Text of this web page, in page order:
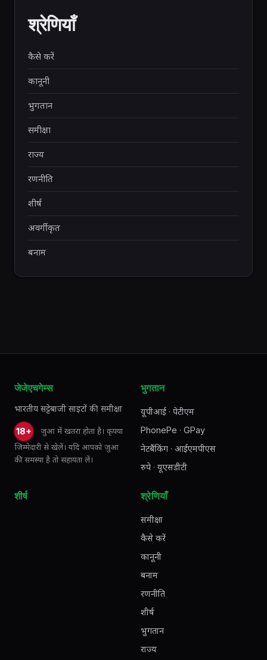
श्रेणियाँ
कैसे करें
कानूनी
भुगतान
समीक्षा
राज्य
रणनीति
शीर्ष
अवर्गीकृत
बनाम
जेजेएचगेम्स
भारतीय सट्टेबाजी साइटों की समीक्षा
18+
जुआ में खतरा होता है। कृपया
जिम्मेदारी से खेलें। यदि आपको जुआ
की समस्या है तो सहायता लें।
भुगतान
यूपीआई · पेटीएम
PhonePe · GPay
नेटबैंकिंग · आईएमपीएस
रुपे · यूएसडीटी
शीर्ष श्रेणियाँ
समीक्षा
कैसे करें
कानूनी
बनाम
रणनीति
शीर्ष
भुगतान
राज्य